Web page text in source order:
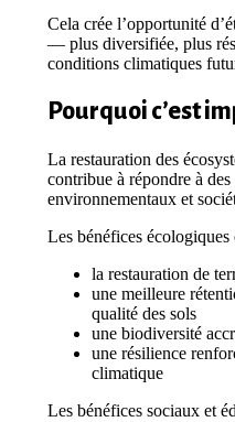
Cela crée l’opportunité
— plus diversifiée, plus
conditions climatiques
Pourquoi c’est
La restauration des
contribue à répondre à
environnementaux et
Les bénéfices écologiques
la restauration de
une meilleure
qualité des sols
une biodiversité
une résilience
climatique
Les bénéfices sociaux et